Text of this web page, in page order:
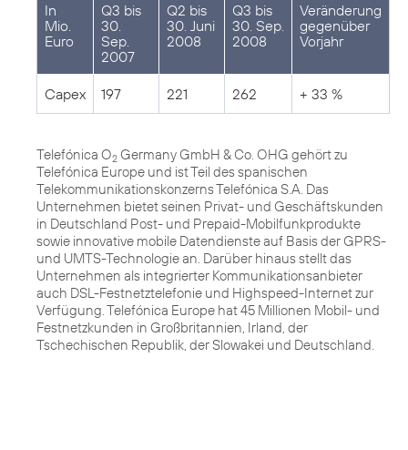
In
Mio.
Euro
Q3 bis
30.
Sep.
2007
Q2 bis
30. Juni
2008
Q3 bis
30. Sep.
2008
Veränderung
gegenüber
Vorjahr
Capex 197 221 262 + 33 %
Telefónica O2 Germany GmbH & Co. OHG gehört zu
Telefónica Europe und ist Teil des spanischen
Telekommunikationskonzerns Telefónica S.A. Das
Unternehmen bietet seinen Privat- und Geschäftskunden
in Deutschland Post- und Prepaid-Mobilfunkprodukte
sowie innovative mobile Datendienste auf Basis der GPRS-
und UMTS-Technologie an. Darüber hinaus stellt das
Unternehmen als integrierter Kommunikationsanbieter
auch DSL-Festnetztelefonie und Highspeed-Internet zur
Verfügung. Telefónica Europe hat 45 Millionen Mobil- und
Festnetzkunden in Großbritannien, Irland, der
Tschechischen Republik, der Slowakei und Deutschland.